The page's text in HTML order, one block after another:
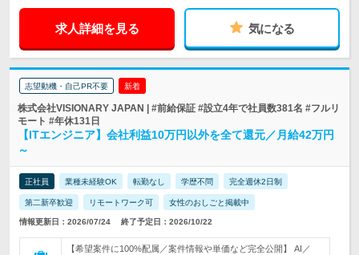
求人詳細を見る 気になる
志望動機・自己PR不要 新着
株式会社VISIONARY JAPAN | #前給保証 #設立4年で社員数381名 #フルリ
モート #年休131日
【ITエンジニア】会社利益10万円以外を全て還元／月給42万円
～
正社員 業種未経験OK 転勤なし 学歴不問 完全週休2日制
第二新卒歓迎 リモートワーク可 女性のおしごと掲載中
情報更新日：2026/07/24 終了予定日：2026/10/22
【希望案件に100%配属／案件情報や単価など完全公開】 AI／